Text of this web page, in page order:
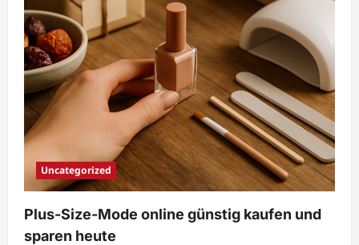
Uncategorized
Plus-Size-Mode online günstig kaufen und
sparen heute